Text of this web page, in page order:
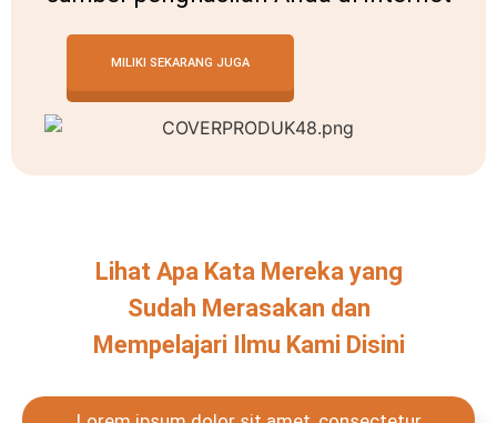
MILIKI SEKARANG JUGA
Lihat Apa Kata Mereka yang
Sudah Merasakan dan
Mempelajari Ilmu Kami Disini